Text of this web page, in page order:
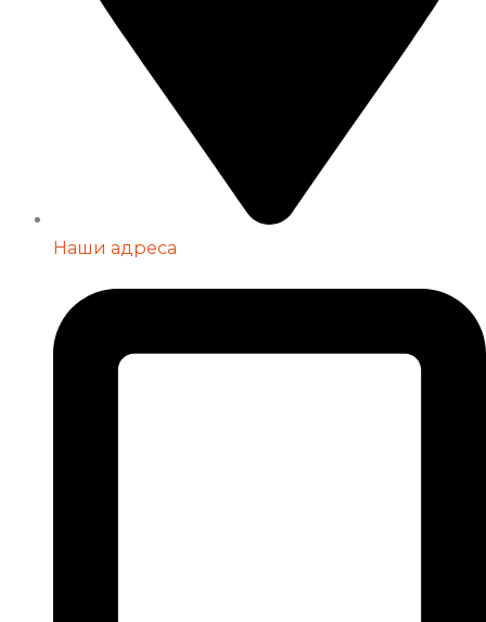
Наши адреса